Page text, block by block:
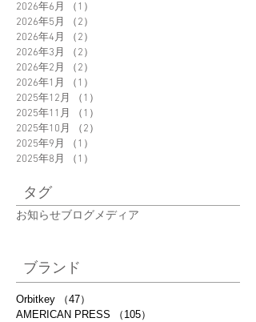
え！テレビ特捜部に
てBOOKNIRUREが
紹介されました。
2026年6月
（1）
2026年5月
（2）
2026年4月
（2）
2026年3月
（2）
2026年2月
（2）
2026年1月
（1）
2025年12月
（1）
2025年11月
（1）
2025年10月
（2）
2025年9月
（1）
2025年8月
（1）
タグ
お知らせブログ メディア
ブランド
Orbitkey （47）
AMERICAN PRESS
（105）